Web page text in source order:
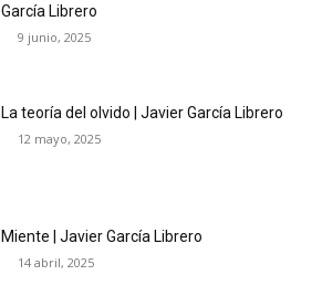
García Librero
9 junio, 2025
La teoría del olvido | Javier García Librero
12 mayo, 2025
Miente | Javier García Librero
14 abril, 2025